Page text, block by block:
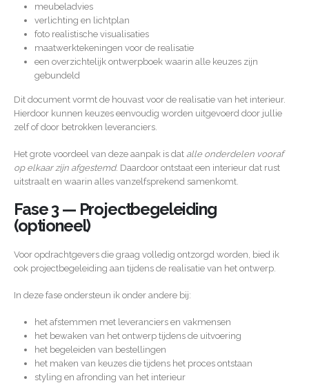
meubeladvies
verlichting en lichtplan
foto realistische visualisaties
maatwerktekeningen voor de realisatie
een overzichtelijk ontwerpboek waarin alle keuzes zijn
gebundeld
Dit document vormt de houvast voor de realisatie van het interieur.
Hierdoor kunnen keuzes eenvoudig worden uitgevoerd door jullie
zelf of door betrokken leveranciers.
Het grote voordeel van deze aanpak is dat alle onderdelen vooraf
op elkaar zijn afgestemd. Daardoor ontstaat een interieur dat rust
uitstraalt en waarin alles vanzelfsprekend samenkomt.
Fase 3 — Projectbegeleiding
(optioneel)
Voor opdrachtgevers die graag volledig ontzorgd worden, bied ik
ook projectbegeleiding aan tijdens de realisatie van het ontwerp.
In deze fase ondersteun ik onder andere bij:
het afstemmen met leveranciers en vakmensen
het bewaken van het ontwerp tijdens de uitvoering
het begeleiden van bestellingen
het maken van keuzes die tijdens het proces ontstaan
styling en afronding van het interieur